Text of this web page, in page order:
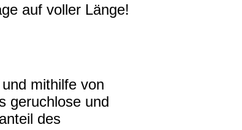
auf voller Länge!
mithilfe von
geruchlose und
des